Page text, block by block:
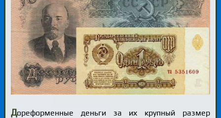
Дореформенные деньги за их крупный размер